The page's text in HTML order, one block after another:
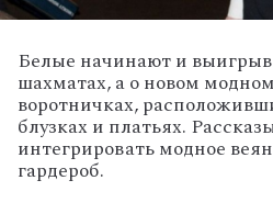
Белые начинают и
шахматах, а о новом
воротничках,
блузках и платьях.
интегрировать модное
гардероб.